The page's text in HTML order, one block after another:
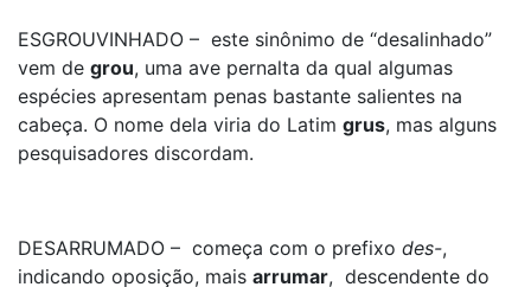
ESGROUVINHADO – este sinônimo de “desalinhado”
vem de grou, uma ave pernalta da qual algumas
espécies apresentam penas bastante salientes na
cabeça. O nome dela viria do Latim grus, mas alguns
pesquisadores discordam.
DESARRUMADO – começa com o prefixo des-,
indicando oposição, mais arrumar, descendente do